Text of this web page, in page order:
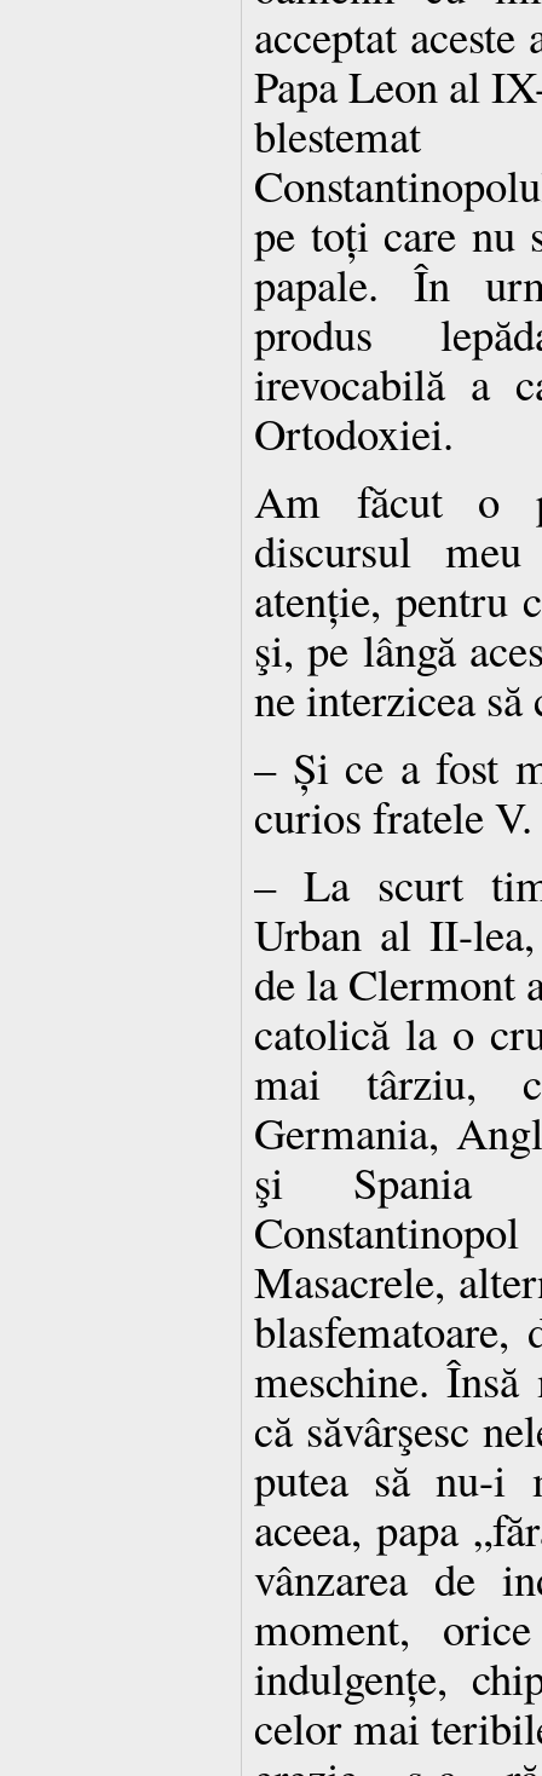
acceptat
Papa Leon al
pe toți care nu
papale. În
produs
irevocabilă a
Ortodoxiei.
Am făcut o
discursul
atenție, pentru
şi, pe lângă
ne interzicea
– Și ce a fost
curios fratele V.
– La scurt
Urban al II-
de la Clermont
catolică la o
mai târziu,
Germania,
şi Spania
Masacrele,
blasfematoare,
meschine.
că săvârşesc
putea să nu-i
aceea, papa
vânzarea de
moment,
indulgențe,
celor mai